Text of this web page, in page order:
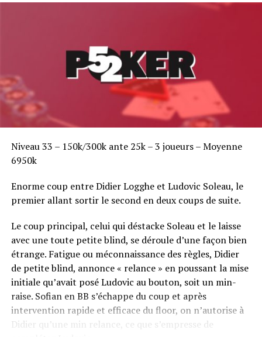
Niveau 33 – 150k/300k ante 25k – 3 joueurs – Moyenne
6950k
Enorme coup entre Didier Logghe et Ludovic Soleau, le
premier allant sortir le second en deux coups de suite.
Le coup principal, celui qui déstacke Soleau et le laisse
avec une toute petite blind, se déroule d’une façon bien
étrange. Fatigue ou méconnaissance des règles, Didier
de petite blind, annonce « relance » en poussant la mise
initiale qu’avait posé Ludovic au bouton, soit un min-
raise. Sofian en BB s’échappe du coup et après
intervention rapide et efficace du floor, on n’autorise à
Didier qu’une min relance, ce que s’empresse de